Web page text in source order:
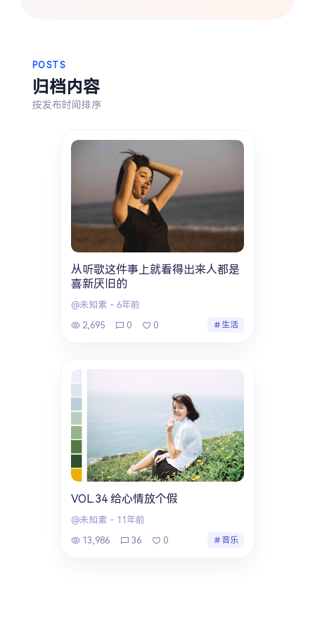
摄影
POSTS
归档内容
按发布时间排序
从听歌这件事上就看得出来人都是
喜新厌旧的
@未知素 - 6年前
2,695
0 0 生活
VOL.34 给心情放个假
@未知素 - 11年前
13,986
36 0 音乐